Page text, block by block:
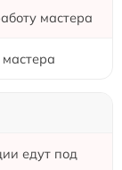
мастера
едут под